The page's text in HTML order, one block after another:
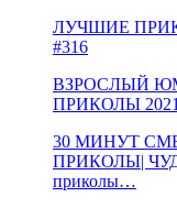
ЛУЧШИЕ
#316
ВЗРОСЛЫЙ
ПРИКОЛЫ 2021
30 МИНУТ
ПРИКОЛЫ|
приколы…